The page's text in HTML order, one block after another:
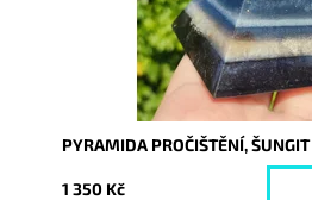
PYRAMIDA PROČIŠTĚNÍ, ŠUNGIT
1 350 Kč